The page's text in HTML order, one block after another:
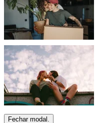
Fechar modal.